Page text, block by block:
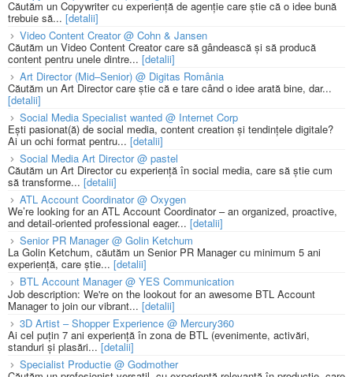
Căutăm un Copywriter cu experiență de agenție care știe că o idee bună
trebuie să... [detalii]
Video Content Creator @ Cohn & Jansen
Căutăm un Video Content Creator care să gândească și să producă
content pentru unele dintre... [detalii]
Art Director (Mid–Senior) @ Digitas România
Căutăm un Art Director care știe că e tare când o idee arată bine, dar...
[detalii]
Social Media Specialist wanted @ Internet Corp
Ești pasionat(ă) de social media, content creation și tendințele digitale?
Ai un ochi format pentru... [detalii]
Social Media Art Director @ pastel
Căutăm un Art Director cu experiență în social media, care să știe cum
să transforme... [detalii]
ATL Account Coordinator @ Oxygen
We’re looking for an ATL Account Coordinator – an organized, proactive,
and detail-oriented professional eager... [detalii]
Senior PR Manager @ Golin Ketchum
La Golin Ketchum, căutăm un Senior PR Manager cu minimum 5 ani
experiență, care știe... [detalii]
BTL Account Manager @ YES Communication
Job description: We're on the lookout for an awesome BTL Account
Manager to join our vibrant... [detalii]
3D Artist – Shopper Experience @ Mercury360
Ai cel puțin 7 ani experiență în zona de BTL (evenimente, activări,
standuri și plasări...[detalii]
Specialist Productie @ Godmother